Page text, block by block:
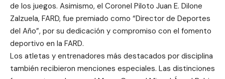
de los juegos. Asimismo, el Coronel Piloto Juan E. Dilone
Zalzuela, FARD, fue premiado como “Director de Deportes
del Año”, por su dedicación y compromiso con el fomento
deportivo en la FARD.
Los atletas y entrenadores más destacados por disciplina
también recibieron menciones especiales. Las distinciones